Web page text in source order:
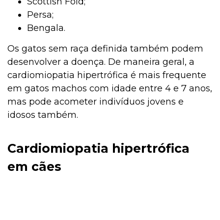
Persa;
Bengala.
Os gatos sem raça definida também podem
desenvolver a doença. De maneira geral, a
cardiomiopatia hipertrófica é mais frequente
em gatos machos com idade entre 4 e 7 anos,
mas pode acometer indivíduos jovens e
idosos também.
Cardiomiopatia hipertrófica
em cães